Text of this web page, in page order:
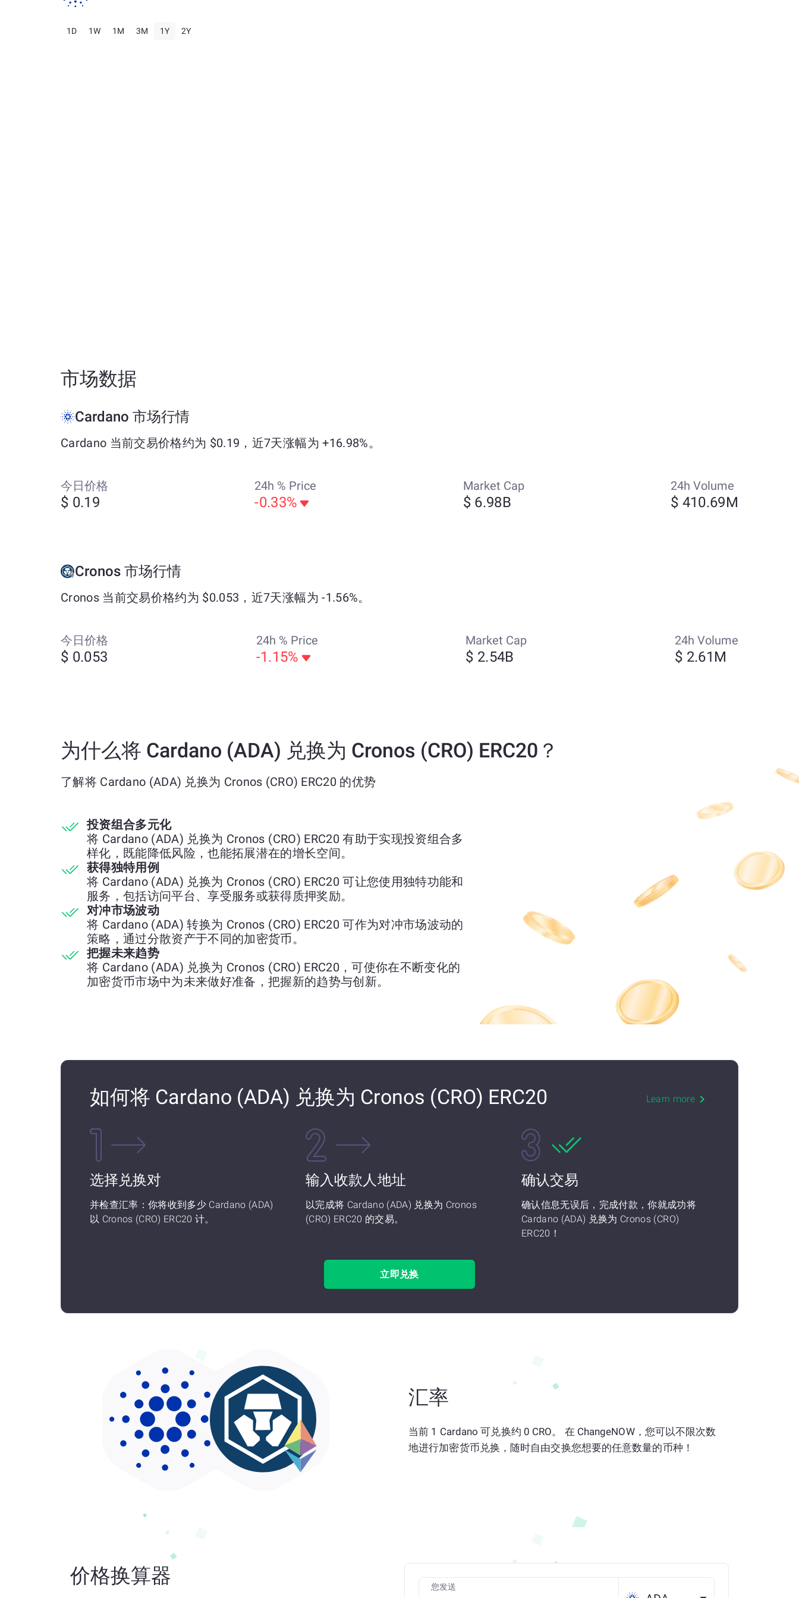
1D 1W 1M 3M 1Y 2Y
市场数据
Cardano 市场行情
Cardano 当前交易价格约为 $0.19，近7天涨幅为 +16.98%。
今日价格
$ 0.19
24h % Price
-0.33%
Market Cap
$ 6.98B
24h Volume
$ 410.69M
Cronos 市场行情
Cronos 当前交易价格约为 $0.053，近7天涨幅为 -1.56%。
今日价格
$ 0.053
24h % Price
-1.15%
Market Cap
$ 2.54B
24h Volume
$ 2.61M
为什么将 Cardano (ADA) 兑换为 Cronos (CRO) ERC20？
了解将 Cardano (ADA) 兑换为 Cronos (CRO) ERC20 的优势
投资组合多元化
将 Cardano (ADA) 兑换为 Cronos (CRO) ERC20 有助于实现投资组合多
样化，既能降低风险，也能拓展潜在的增长空间。
获得独特用例
将 Cardano (ADA) 兑换为 Cronos (CRO) ERC20 可让您使用独特功能和
服务，包括访问平台、享受服务或获得质押奖励。
对冲市场波动
将 Cardano (ADA) 转换为 Cronos (CRO) ERC20 可作为对冲市场波动的
策略，通过分散资产于不同的加密货币。
把握未来趋势
将 Cardano (ADA) 兑换为 Cronos (CRO) ERC20，可使你在不断变化的
加密货币市场中为未来做好准备，把握新的趋势与创新。
如何将 Cardano (ADA) 兑换为 Cronos (CRO) ERC20 Learn more
选择兑换对
并检查汇率：你将收到多少 Cardano (ADA)
以 Cronos (CRO) ERC20 计。
输入收款人地址
以完成将 Cardano (ADA) 兑换为 Cronos
(CRO) ERC20 的交易。
确认交易
确认信息无误后，完成付款，你就成功将
Cardano (ADA) 兑换为 Cronos (CRO)
ERC20！
立即兑换
汇率
当前 1 Cardano 可兑换约 0 CRO。 在 ChangeNOW，您可以不限次数
地进行加密货币兑换，随时自由交换您想要的任意数量的币种！
价格换算器 您发送